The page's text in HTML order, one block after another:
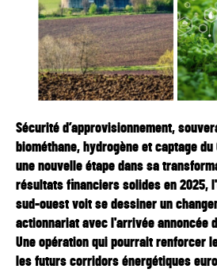
Sécurité d’approvisionnement,
biométhane, hydrogène et captage
une nouvelle étape dans sa
résultats financiers solides en 2025,
sud-ouest voit se dessiner un
actionnariat avec l'arrivée annoncée
Une opération qui pourrait renforcer
les futurs corridors énergétiques